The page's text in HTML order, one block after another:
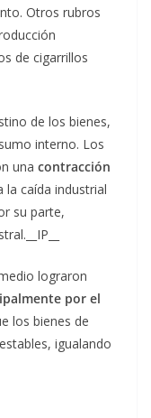
Otros rubros
de cigarrillos
de los bienes,
interno. Los
una contracción
la caída industrial
su parte,
lograron
por el
los bienes de
igualando